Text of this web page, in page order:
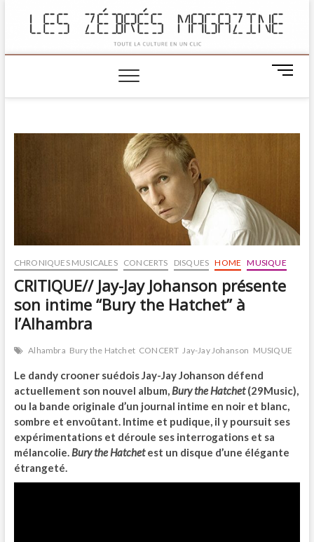
M
n
B
CHRONIQUES MUSICALES CONCERTS DISQUES HOME MUSIQUE
CRITIQUE// Jay-Jay Johanson présente
son intime “Bury the Hatchet” à
l’Alhambra
Alhambra Bury the Hatchet CONCERT Jay-Jay Johanson MUSIQUE
Le dandy crooner suédois Jay-Jay Johanson défend
actuellement son nouvel album,Bury the Hatchet(29Music),
ou la bande originale d’un journal intime en noir et blanc,
sombre et envoûtant. Intime et pudique, il y poursuit ses
expérimentations et déroule ses interrogations et sa
mélancolie.Bury the Hatchetest un disque d’une élégante
étrangeté.